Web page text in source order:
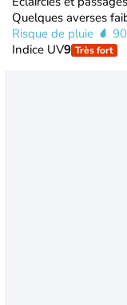
Quelques averses
Risque de pluie
Indice UV9 Très fort